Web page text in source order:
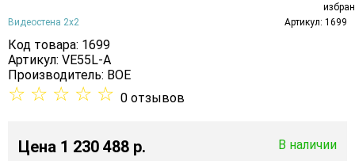
Видеостена 2x2 Артикул: 1699
Код товара: 1699
Артикул: VE55L-A
Производитель: BOE
☆ ☆ ☆ ☆ ☆ 0 отзывов
Цена 1 230 488 p. В наличии